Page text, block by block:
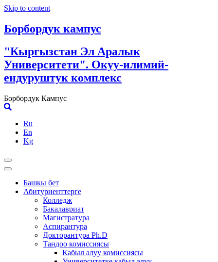
Skip to content
Борбордук кампус
"Кыргызстан Эл Аралык
Университети". Окуу-илимий-
ендуруштук комплекс
Борбордук Кампус
Ru
En
Kg
Башкы бет
Абитуриенттерге
Колледж
Бакалавриат
Магистратура
Аспирантура
Докторантура Ph.D
Тандоо комиссиясы
Кабыл алуу комиссиясы